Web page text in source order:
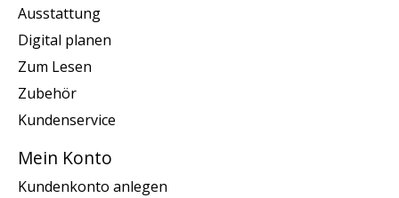
Ausstattung
Digital planen
Zum Lesen
Zubehör
Kundenservice
Mein Konto
Kundenkonto anlegen